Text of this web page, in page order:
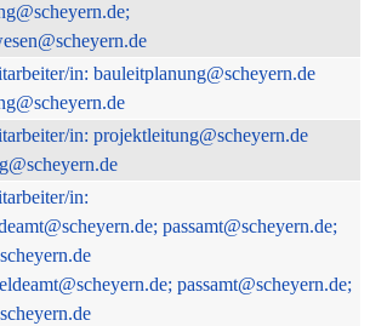
passamt@scheyern.de;